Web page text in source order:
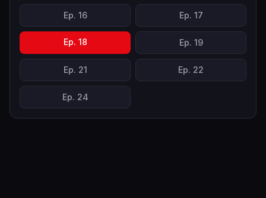
Ep. 16 Ep. 17
Ep. 18 Ep. 19
Ep. 21 Ep. 22
Ep. 24